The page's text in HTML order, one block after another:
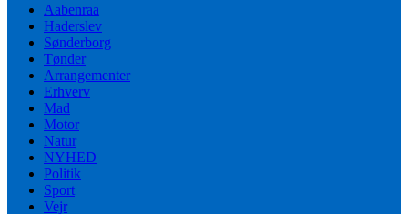
Aabenraa
Haderslev
Sønderborg
Tønder
Arrangementer
Erhverv
Mad
Motor
Natur
NYHED
Politik
Sport
Vejr